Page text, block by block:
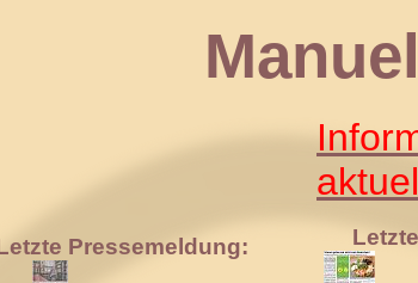
Pressemeldung: